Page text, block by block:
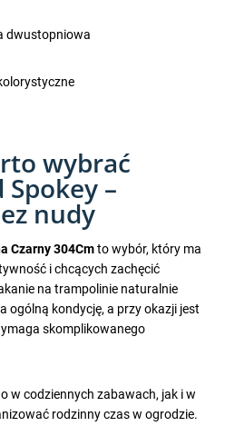
dwustopniowa
wybrać
Spokey –
nudy
Czarny 304Cmto wybór, który ma
i chcących zachęcić
na trampolinie naturalnie
ogólną kondycję, a przy okazji jest
skomplikowanego
w codziennych zabawach, jak i w
rodzinny czas w ogrodzie.